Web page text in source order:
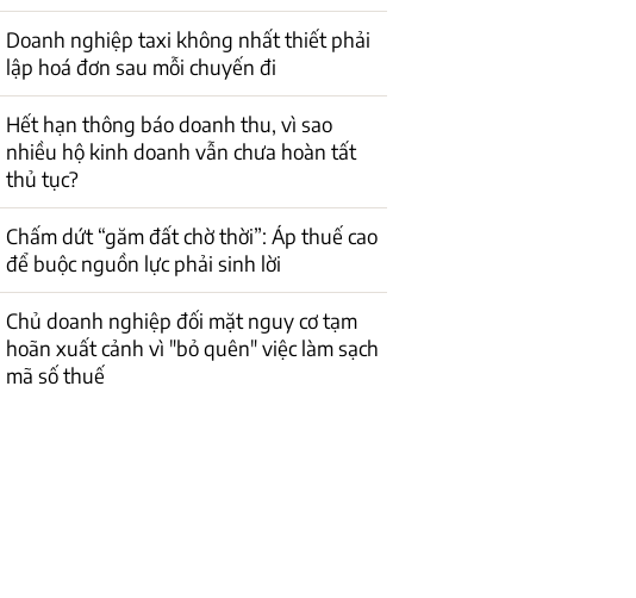
Doanh nghiệp taxi không nhất thiết phải
lập hoá đơn sau mỗi chuyến đi
Hết hạn thông báo doanh thu, vì sao
nhiều hộ kinh doanh vẫn chưa hoàn tất
thủ tục?
Chấm dứt “găm đất chờ thời”: Áp thuế cao
để buộc nguồn lực phải sinh lời
Chủ doanh nghiệp đối mặt nguy cơ tạm
hoãn xuất cảnh vì "bỏ quên" việc làm sạch
mã số thuế